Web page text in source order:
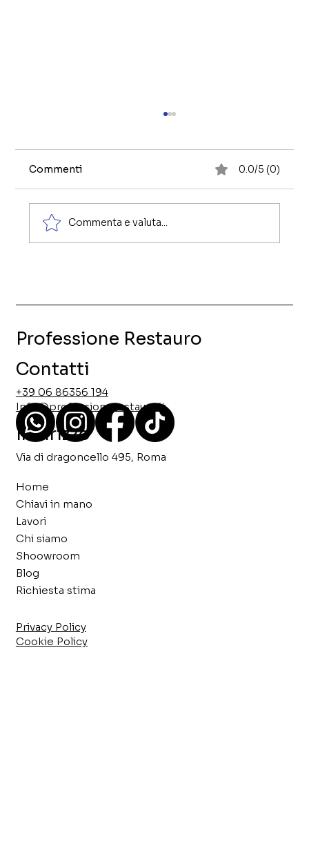
Detrazioni Fiscali
Commenti 0.0/5 (0)
Commenta e valuta...
Professione Restauro
Contatti
+39 06 86356 194
Info@professionerestauro.it
Indirizzo
Via di dragoncello 495, Roma
Home
Chiavi in mano
Lavori
Chi siamo
Shoowroom
Blog
Richiesta stima
Privacy Policy
Cookie Policy